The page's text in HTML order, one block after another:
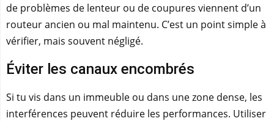
de problèmes de lenteur ou de coupures viennent d’un
routeur ancien ou mal maintenu. C’est un point simple à
vérifier, mais souvent négligé.
Éviter les canaux encombrés
Si tu vis dans un immeuble ou dans une zone dense, les
interférences peuvent réduire les performances. Utiliser